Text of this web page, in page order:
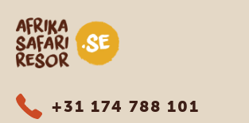
Safari-resor i Afrika
+31 174 788 101